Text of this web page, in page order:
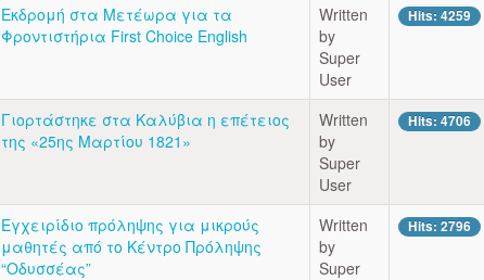
Εκδρομή στα Μετέωρα για τα
Φροντιστήρια First Choice English
Written
by
Super
User
Hits: 4259
Γιορτάστηκε στα Καλύβια η επέτειος
της «25ης Μαρτίου 1821»
Written
by
Super
User
Hits: 4706
Εγχειρίδιο πρόληψης για μικρούς
μαθητές από το Κέντρο Πρόληψης
“Οδυσσέας”
Written
by
Super
Hits: 2796